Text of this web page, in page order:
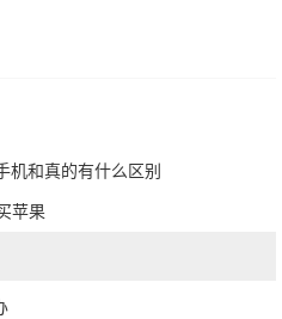
机和真的有什么区别
苹果